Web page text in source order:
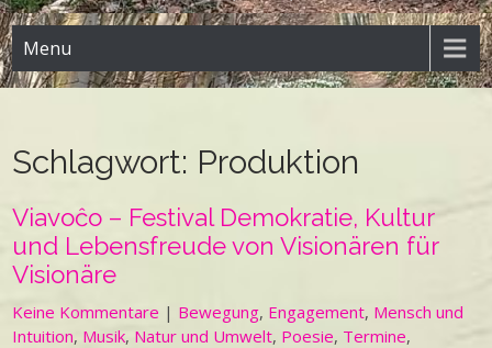
Menu
Schlagwort: Produktion
Viavoĉo – Festival Demokratie, Kultur
und Lebensfreude von Visionären für
Visionäre
Keine Kommentare | Bewegung, Engagement, Mensch und
Intuition, Musik, Natur und Umwelt, Poesie, Termine,